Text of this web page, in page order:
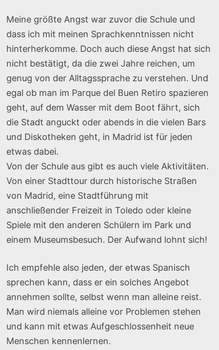
Meine größte Angst war zuvor die Schule und
dass ich mit meinen Sprachkenntnissen nicht
hinterherkomme. Doch auch diese Angst hat sich
nicht bestätigt, da die zwei Jahre reichen, um
genug von der Alltagssprache zu verstehen. Und
egal ob man im Parque del Buen Retiro spazieren
geht, auf dem Wasser mit dem Boot fährt, sich
die Stadt anguckt oder abends in die vielen Bars
und Diskotheken geht, in Madrid ist für jeden
etwas dabei.
Von der Schule aus gibt es auch viele Aktivitäten.
Von einer Stadttour durch historische Straßen
von Madrid, eine Stadtführung mit
anschließender Freizeit in Toledo oder kleine
Spiele mit den anderen Schülern im Park und
einem Museumsbesuch. Der Aufwand lohnt sich!
Ich empfehle also jeden, der etwas Spanisch
sprechen kann, dass er ein solches Angebot
annehmen sollte, selbst wenn man alleine reist.
Man wird niemals alleine vor Problemen stehen
und kann mit etwas Aufgeschlossenheit neue
Menschen kennenlernen.